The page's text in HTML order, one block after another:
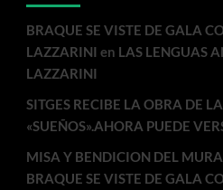
BRAQUE SE VISTE DE GALA
LAZZARINI en LAS LENGUAS
LAZZARINI
SITGES RECIBE LA OBRA DE
«SUEÑOS».AHORA PUEDE
MISA Y BENDICION DEL
BRAQUE SE VISTE DE GALA